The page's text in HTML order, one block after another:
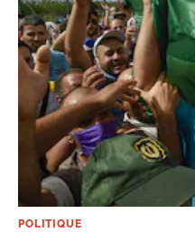
POLITIQUE